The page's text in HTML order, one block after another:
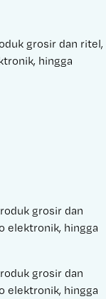
grosir dan ritel,
hingga
grosir dan
elektronik, hingga
grosir dan
elektronik, hingga